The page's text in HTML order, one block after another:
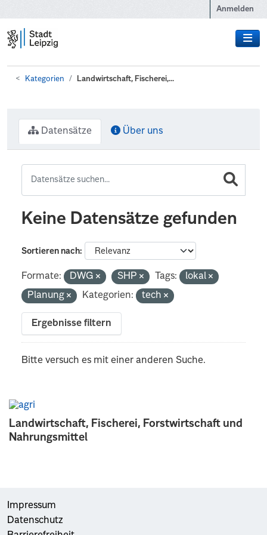
Anmelden
Kategorien Landwirtschaft, Fischerei,...
Landwirtschaft, Fischerei, Forstwirtschaft und
Nahrungsmittel
Datensätze Über uns
Keine Datensätze gefunden
Sortieren nach
Formate: DWG SHP Tags:
lokal
Planung
Kategorien: tech
Ergebnisse filtern
Bitte versuch es mit einer anderen Suche.
Impressum
Datenschutz